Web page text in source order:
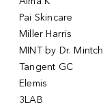
Pai Skincare
Miller Harris
MINT by Dr.
Tangent GC
Elemis
3LAB